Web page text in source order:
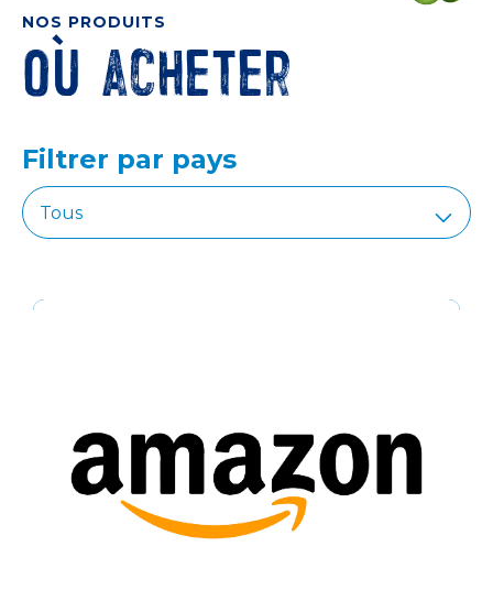
NOS PRODUITS
Où acheter
Filtrer par pays